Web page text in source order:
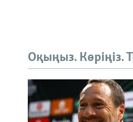
Оқыңыз. Көріңіз.